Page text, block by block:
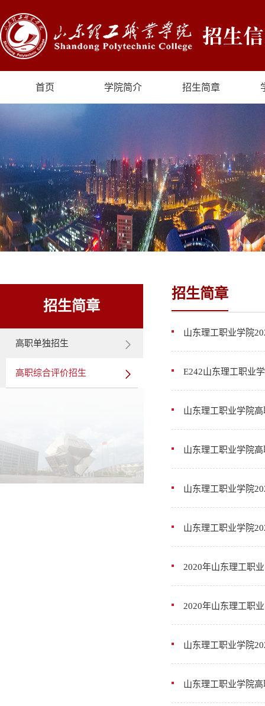
首页 学院简介 招生简章
招生简章
高职单独招生
高职综合评价招生
招生简章
山东理工职业学院
E242山东理工职业
山东理工职业学院
山东理工职业学院
山东理工职业学院
山东理工职业学院
2020年山东理工职
2020年山东理工职
山东理工职业学院
山东理工职业学院